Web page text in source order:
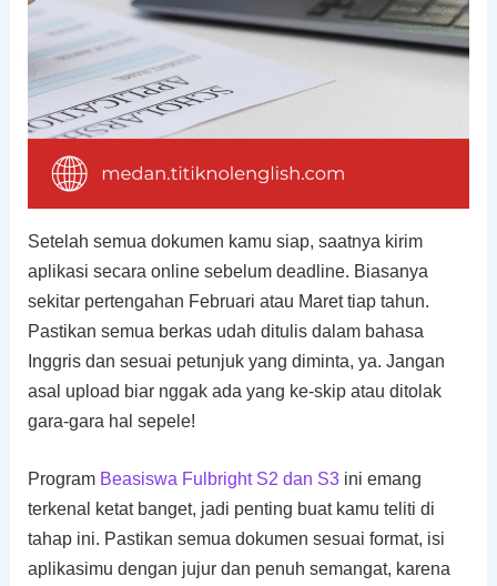
Setelah semua dokumen kamu siap, saatnya kirim
aplikasi secara online sebelum deadline. Biasanya
sekitar pertengahan Februari atau Maret tiap tahun.
Pastikan semua berkas udah ditulis dalam bahasa
Inggris dan sesuai petunjuk yang diminta, ya. Jangan
asal upload biar nggak ada yang ke-skip atau ditolak
gara-gara hal sepele!
Program Beasiswa Fulbright S2 dan S3 ini emang
terkenal ketat banget, jadi penting buat kamu teliti di
tahap ini. Pastikan semua dokumen sesuai format, isi
aplikasimu dengan jujur dan penuh semangat, karena